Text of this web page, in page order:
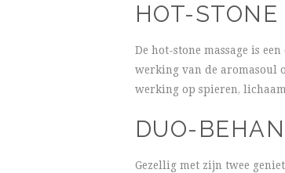
HOT-STONE
De hot-stone massage is
werking van de aromasoul
werking op spieren, lichaam
DUO-
Gezellig met zijn twee